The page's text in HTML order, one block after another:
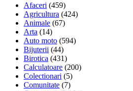
Afaceri (459)
Agricultura (424)
Animale (67)
Arta (14)
Auto moto (594)
Bijuterii (44)
Birotica (431)
Calculatoare (200)
Colectionari (5)
Comunitate (7)